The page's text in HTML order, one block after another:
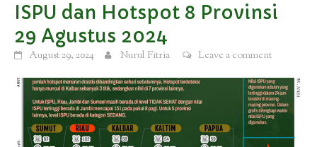
ISPU dan Hotspot 8 Provinsi
29 Agustus 2024
August 29, 2024 Nurul Fitria Leave a comment